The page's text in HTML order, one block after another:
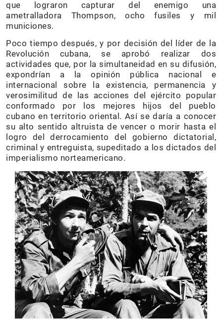
que lograron capturar del enemigo una
ametralladora Thompson, ocho fusiles y mil
municiones.
Poco tiempo después, y por decisión del líder de la
Revolución cubana, se aprobó realizar dos
actividades que, por la simultaneidad en su difusión,
expondrían a la opinión pública nacional e
internacional sobre la existencia, permanencia y
verosimilitud de las acciones del ejército popular
conformado por los mejores hijos del pueblo
cubano en territorio oriental. Así se daría a conocer
su alto sentido altruista de vencer o morir hasta el
logro del derrocamiento del gobierno dictatorial,
criminal y entreguista, supeditado a los dictados del
imperialismo norteamericano.